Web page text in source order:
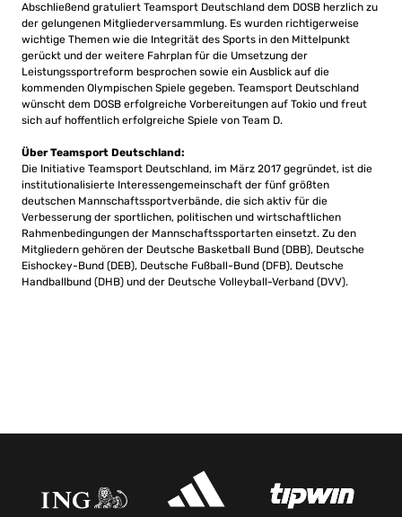
Abschließend gratuliert Teamsport Deutschland dem DOSB herzlich zu
der gelungenen Mitgliederversammlung. Es wurden richtigerweise
wichtige Themen wie die Integrität des Sports in den Mittelpunkt
gerückt und der weitere Fahrplan für die Umsetzung der
Leistungssportreform besprochen sowie ein Ausblick auf die
kommenden Olympischen Spiele gegeben. Teamsport Deutschland
wünscht dem DOSB erfolgreiche Vorbereitungen auf Tokio und freut
sich auf hoffentlich erfolgreiche Spiele von Team D.
Über Teamsport Deutschland:
Die Initiative Teamsport Deutschland, im März 2017 gegründet, ist die
institutionalisierte Interessengemeinschaft der fünf größten
deutschen Mannschaftssportverbände, die sich aktiv für die
Verbesserung der sportlichen, politischen und wirtschaftlichen
Rahmenbedingungen der Mannschaftssportarten einsetzt. Zu den
Mitgliedern gehören der Deutsche Basketball Bund (DBB), Deutsche
Eishockey-Bund (DEB), Deutsche Fußball-Bund (DFB), Deutsche
Handballbund (DHB) und der Deutsche Volleyball-Verband (DVV).